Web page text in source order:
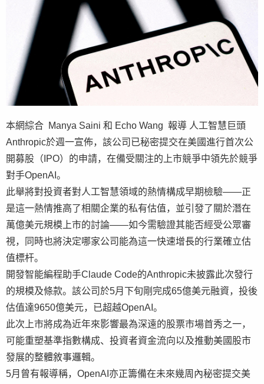
本網綜合 Manya Saini 和 Echo Wang 報導 人工智慧巨頭
Anthropic於週一宣佈，該公司已秘密提交在美國進行首次公
開募股（IPO）的申請，在備受關注的上市競爭中領先於競爭
對手OpenAI。
此舉將對投資者對人工智慧領域的熱情構成早期檢驗——正
是這一熱情推高了相關企業的私有估值，並引發了關於潛在
萬億美元規模上市的討論——如今需驗證其能否經受公眾審
視，同時也將決定哪家公司能為這一快速增長的行業確立估
值標杆。
開發智能編程助手Claude Code的Anthropic未披露此次發行
的規模及條款。該公司於5月下旬剛完成65億美元融資，投後
估值達9650億美元，已超越OpenAI。
此次上市將成為近年來影響最為深遠的股票市場首秀之一，
可能重塑基準指數構成、投資者資金流向以及推動美國股市
發展的整體敘事邏輯。
5月曾有報導稱，OpenAI亦正籌備在未來幾周內秘密提交美